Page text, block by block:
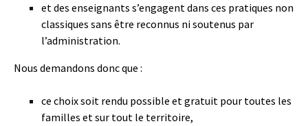
et des enseignants s’engagent dans ces pratiques non
classiques sans être reconnus ni soutenus par
l’administration.
Nous demandons donc que :
ce choix soit rendu possible et gratuit pour toutes les
familles et sur tout le territoire,